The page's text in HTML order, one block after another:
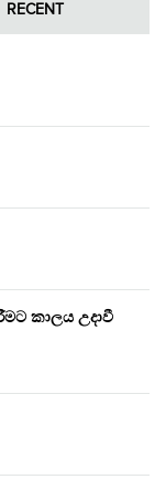
RECENT
කාලය උදාවී